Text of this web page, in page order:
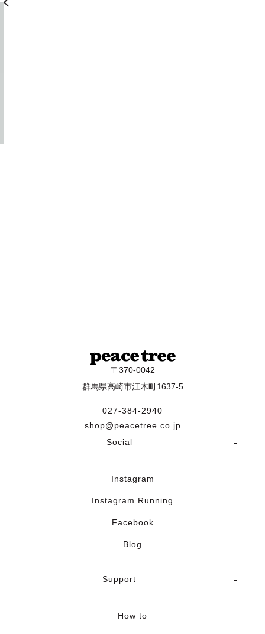
〒370-0042
群馬県高崎市江木町1637-5
027-384-2940
shop@peacetree.co.jp
Social
Instagram
Instagram Running
Facebook
Blog
Support
How to